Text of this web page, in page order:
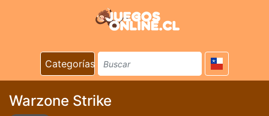
Categorías
Warzone Strike